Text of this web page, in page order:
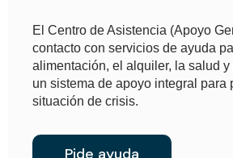
El Centro de Asistencia (Apoyo
contacto con servicios de ayuda
alimentación, el alquiler, la salud y
un sistema de apoyo integral para
situación de crisis.
Pide ayuda